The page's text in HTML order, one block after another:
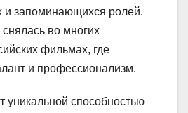
и запоминающихся ролей.
во многих
фильмах, где
и профессионализм.
уникальной способностью